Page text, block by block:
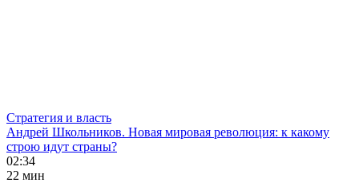
Стратегия и власть
Андрей Школьников. Новая мировая революция: к какому
строю идут страны?
02:34
22 мин